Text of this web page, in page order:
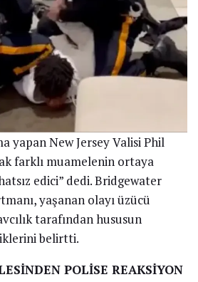
yapan New Jersey Valisi Phil
farklı muamelenin ortaya
edici” dedi. Bridgewater
yaşanan olayı üzücü
tarafından hususun
belirtti.
POLİSE REAKSİYON